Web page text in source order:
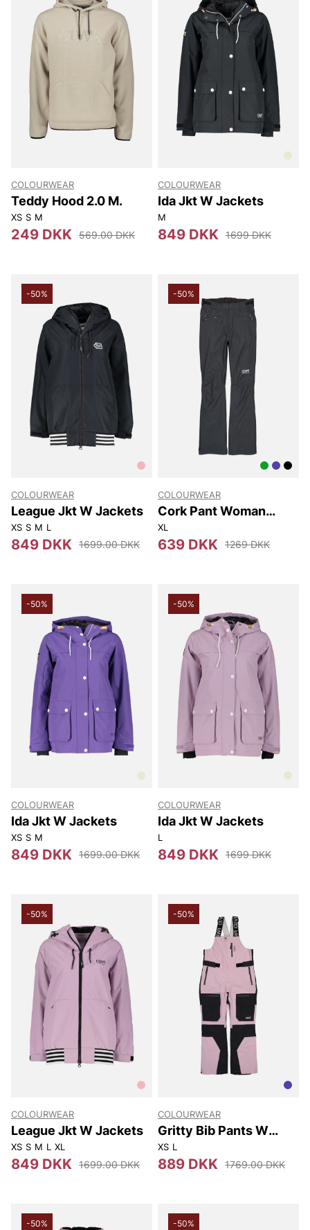
COLOURWEAR
Teddy Hood 2.0 M.
XS S M
249 DKK 569.00 DKK
COLOURWEAR
Ida Jkt W Jackets
M
849 DKK 1699 DKK
-50%
COLOURWEAR
League Jkt W Jackets
XS S M L
849 DKK 1699.00 DKK
-50%
COLOURWEAR
Cork Pant Woman
Pants.
XL
639 DKK 1269 DKK
-50%
COLOURWEAR
Ida Jkt W Jackets
XS S M
849 DKK 1699.00 DKK
-50%
COLOURWEAR
Ida Jkt W Jackets
L
849 DKK 1699 DKK
-50%
COLOURWEAR
League Jkt W Jackets
XS S M L XL
849 DKK 1699.00 DKK
-50%
COLOURWEAR
Gritty Bib Pants W
Pants
XS L
889 DKK 1769.00 DKK
-50% -50%